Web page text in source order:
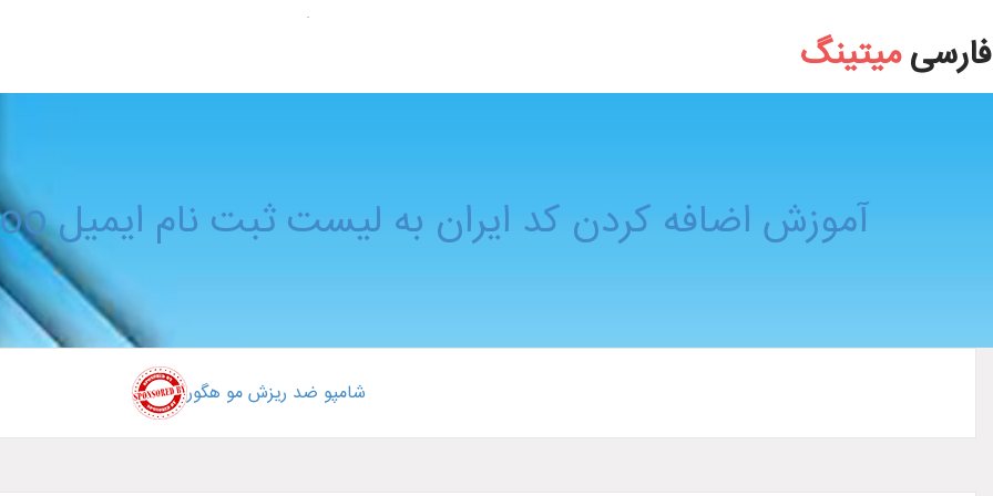
آموزش اضافه کردن کد ایران به لیست ثبت نام ایمیل yahoo با مرورگر فایرفاکس
فارسیمیتینگ
آموزش اضافه کردن کد ایران به لیست ثبت نام ایمیل yahoo با مرورگر فایرفاکس
شامپو ضد ریزش مو هگور